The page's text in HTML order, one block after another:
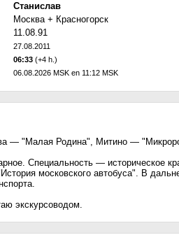
Станислав
Москва + Красногорск
11.08.91
27.08.2011
06:33 (+4 h.)
06.08.2026 MSK en 11:12 MSK
— "Малая Родина", Митино —
Специальность — историческое
московского автобуса". В
экскурсоводом.